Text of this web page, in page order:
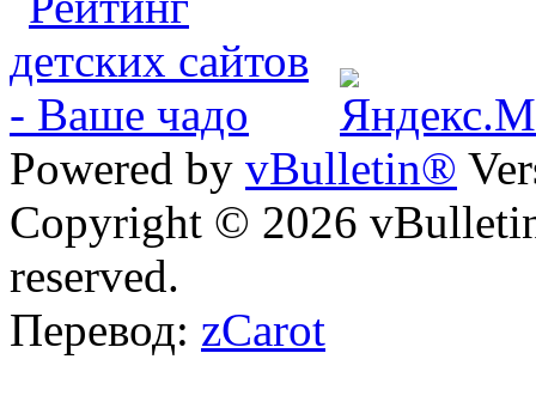
Powered by vBulletin®
Copyright © 2026
reserved.
Перевод: zCarot